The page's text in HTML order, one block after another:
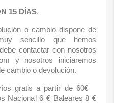
15 DÍAS.
o cambio dispone de
sencillo que hemos
contactar con nosotros
y nosotros iniciaremos
cambio o devolución.
gratis a partir de 60€
Nacional 6 € Baleares 8 €